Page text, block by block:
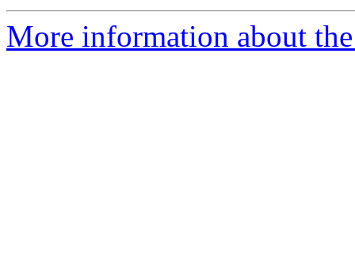
More information about